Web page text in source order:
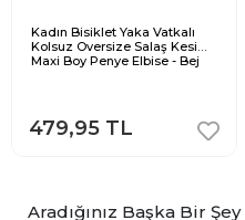
Kadın Bisiklet Yaka Vatkalı
Kolsuz Oversize Salaş Kesim
Maxi Boy Penye Elbise - Bej
479,95 TL
Aradığınız Başka Bir